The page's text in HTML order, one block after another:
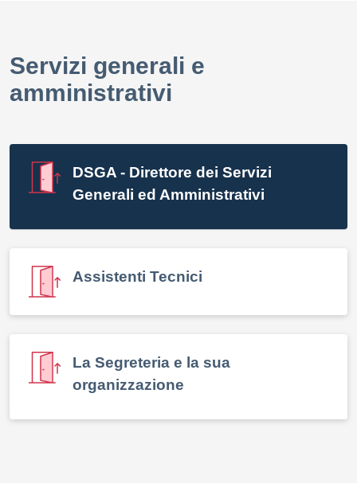
Servizi generali e
amministrativi
DSGA - Direttore dei Servizi
Generali ed Amministrativi
Assistenti Tecnici
La Segreteria e la sua
organizzazione